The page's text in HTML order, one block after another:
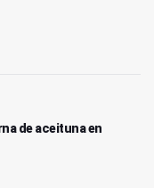
de aceituna en